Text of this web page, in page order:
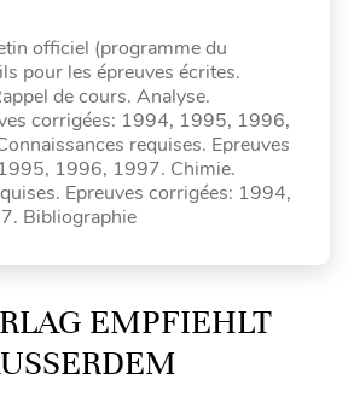
officiel (programme du
pour les épreuves écrites.
de cours. Analyse.
corrigées: 1994, 1995, 1996,
requises. Epreuves
1996, 1997. Chimie.
Epreuves corrigées: 1994,
Bibliographie
EMPFIEHLT